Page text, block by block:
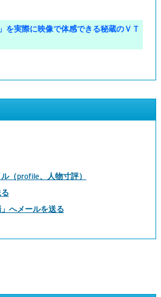
を実際に映像で体感できる秘蔵のＶＴ
（profile、人物寸評）
」へメールを送る